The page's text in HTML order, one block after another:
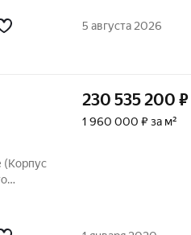
5 августа 2026
(Корпус
тихой
230 535 200 ₽
1 960 000 ₽ за м²